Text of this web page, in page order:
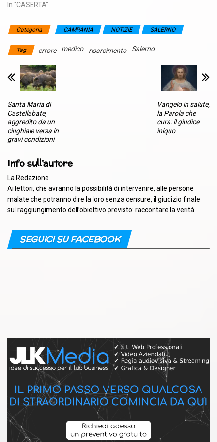
In "CASERTA"
Categoria CAMPANIA NOTIZIE SALERNO
Tag errore medico risarcimento Salerno
Santa Maria di
Castellabate,
aggredito da un
cinghiale versa in
gravi condizioni
Vangelo in salute,
la Parola che
cura: il giudice
iniquo
Info sull'autore
La Redazione
Ai lettori, che avranno la possibilità di intervenire, alle persone
malate che potranno dire la loro senza censure, il giudizio finale
sul raggiungimento dell’obiettivo previsto: raccontare la verità.
SEGUICI SU FACEBOOK